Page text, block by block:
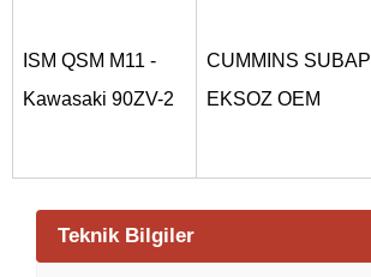
ISM QSM M11 -
Kawasaki 90ZV-2
CUMMINS SUBAP
EKSOZ OEM
Teknik Bilgiler